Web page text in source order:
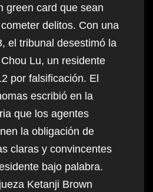
green card que sean
delitos. Con una
el tribunal desestimó la
Lu, un residente
por falsificación. El
escribió en la
que los agentes
la obligación de
claras y convincentes
bajo palabra.
Ketanji Brown